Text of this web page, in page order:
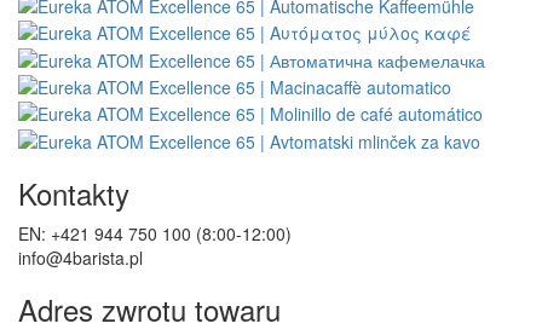
Kontakty
EN: +421 944 750 100 (8:00-12:00)
info@4barista.pl
Adres zwrotu towaru